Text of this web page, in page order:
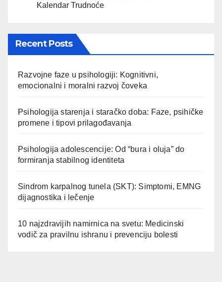
Kalendar Trudnoće
Recent Posts
Razvojne faze u psihologiji: Kognitivni,
emocionalni i moralni razvoj čoveka
Psihologija starenja i staračko doba: Faze, psihičke
promene i tipovi prilagođavanja
Psihologija adolescencije: Od “bura i oluja” do
formiranja stabilnog identiteta
Sindrom karpalnog tunela (SKT): Simptomi, EMNG
dijagnostika i lečenje
10 najzdravijih namirnica na svetu: Medicinski
vodič za pravilnu ishranu i prevenciju bolesti